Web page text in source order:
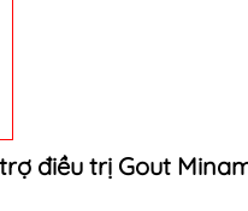
điều trị Gout